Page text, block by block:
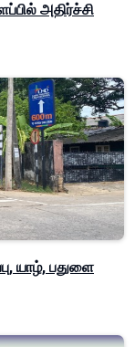
அதிர்ச்சி
யாழ், பதுளை